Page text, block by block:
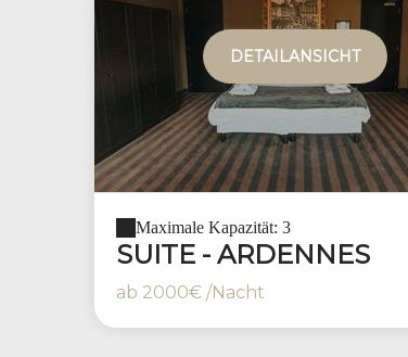
DETAILANSICHT
Maximale Kapazität: 3
SUITE - ARDENNES
ab 2000€ /Nacht